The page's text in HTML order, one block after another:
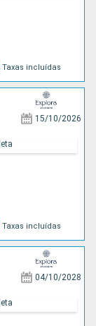
Taxas incluídas
15/10/2026
Taxas incluídas
04/10/2028